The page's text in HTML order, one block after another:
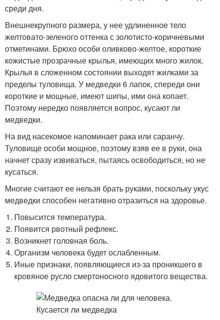
среди дня.
Внешнекрупного размера, у нее удлиненное тело
желтовато-зеленого оттенка с золотисто-коричневыми
отметинами. Брюхо особи оливково-желтое, короткие
кожистые прозрачные крылья, имеющих много жилок.
Крылья в сложенном состоянии выходят жилками за
пределы туловища. У медведки 6 лапок, спереди они
короткие и мощные, имеют шипы, ими она копает.
Поэтому нередко появляется вопрос, кусают ли
медведки.
На вид насекомое напоминает рака или саранчу.
Туловище особи мощное, поэтому взяв ее в руки, она
начнет сразу извиваться, пытаясь освободиться, но не
кусаться.
Многие считают ее нельзя брать руками, поскольку укус
медведки способен негативно отразиться на здоровье.
Повысится температура.
Появится рвотный рефлекс.
Возникнет головная боль.
Организм человека будет ослабленным.
Иные признаки, появляющиеся из-за проникшего в
кровяное русло смертоносного ядовитого вещества.